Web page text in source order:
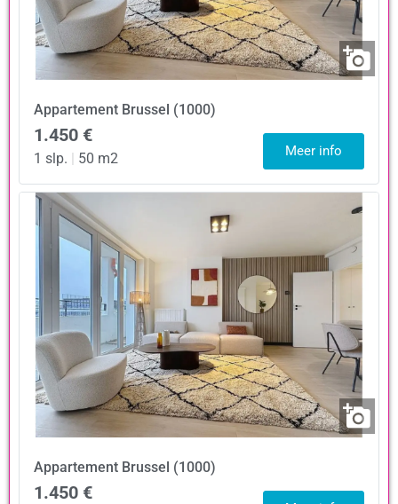
Appartement Brussel (1000)
1.450 €
1 slp. | 50 m2 Meer info
Appartement Brussel (1000)
1.450 €